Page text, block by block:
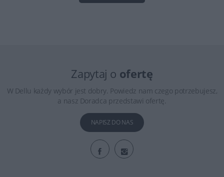
Zapytaj o ofertę
W Dellu każdy wybór jest dobry. Powiedz nam czego potrzebujesz,
a nasz Doradca przedstawi ofertę.
NAPISZ DO NAS